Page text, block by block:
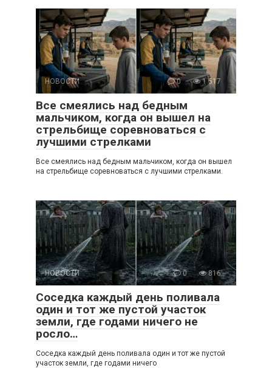
НОВОСТИ 0 1 517
Все смеялись над бедным
мальчиком, когда он вышел на
стрельбище соревноваться с
лучшими стрелками
Все смеялись над бедным мальчиком, когда он вышел
на стрельбище соревноваться с лучшими стрелками.
НОВОСТИ 0 816
Соседка каждый день поливала
один и тот же пустой участок
земли, где годами ничего не
росло…
Соседка каждый день поливала один и тот же пустой
участок земли, где годами ничего